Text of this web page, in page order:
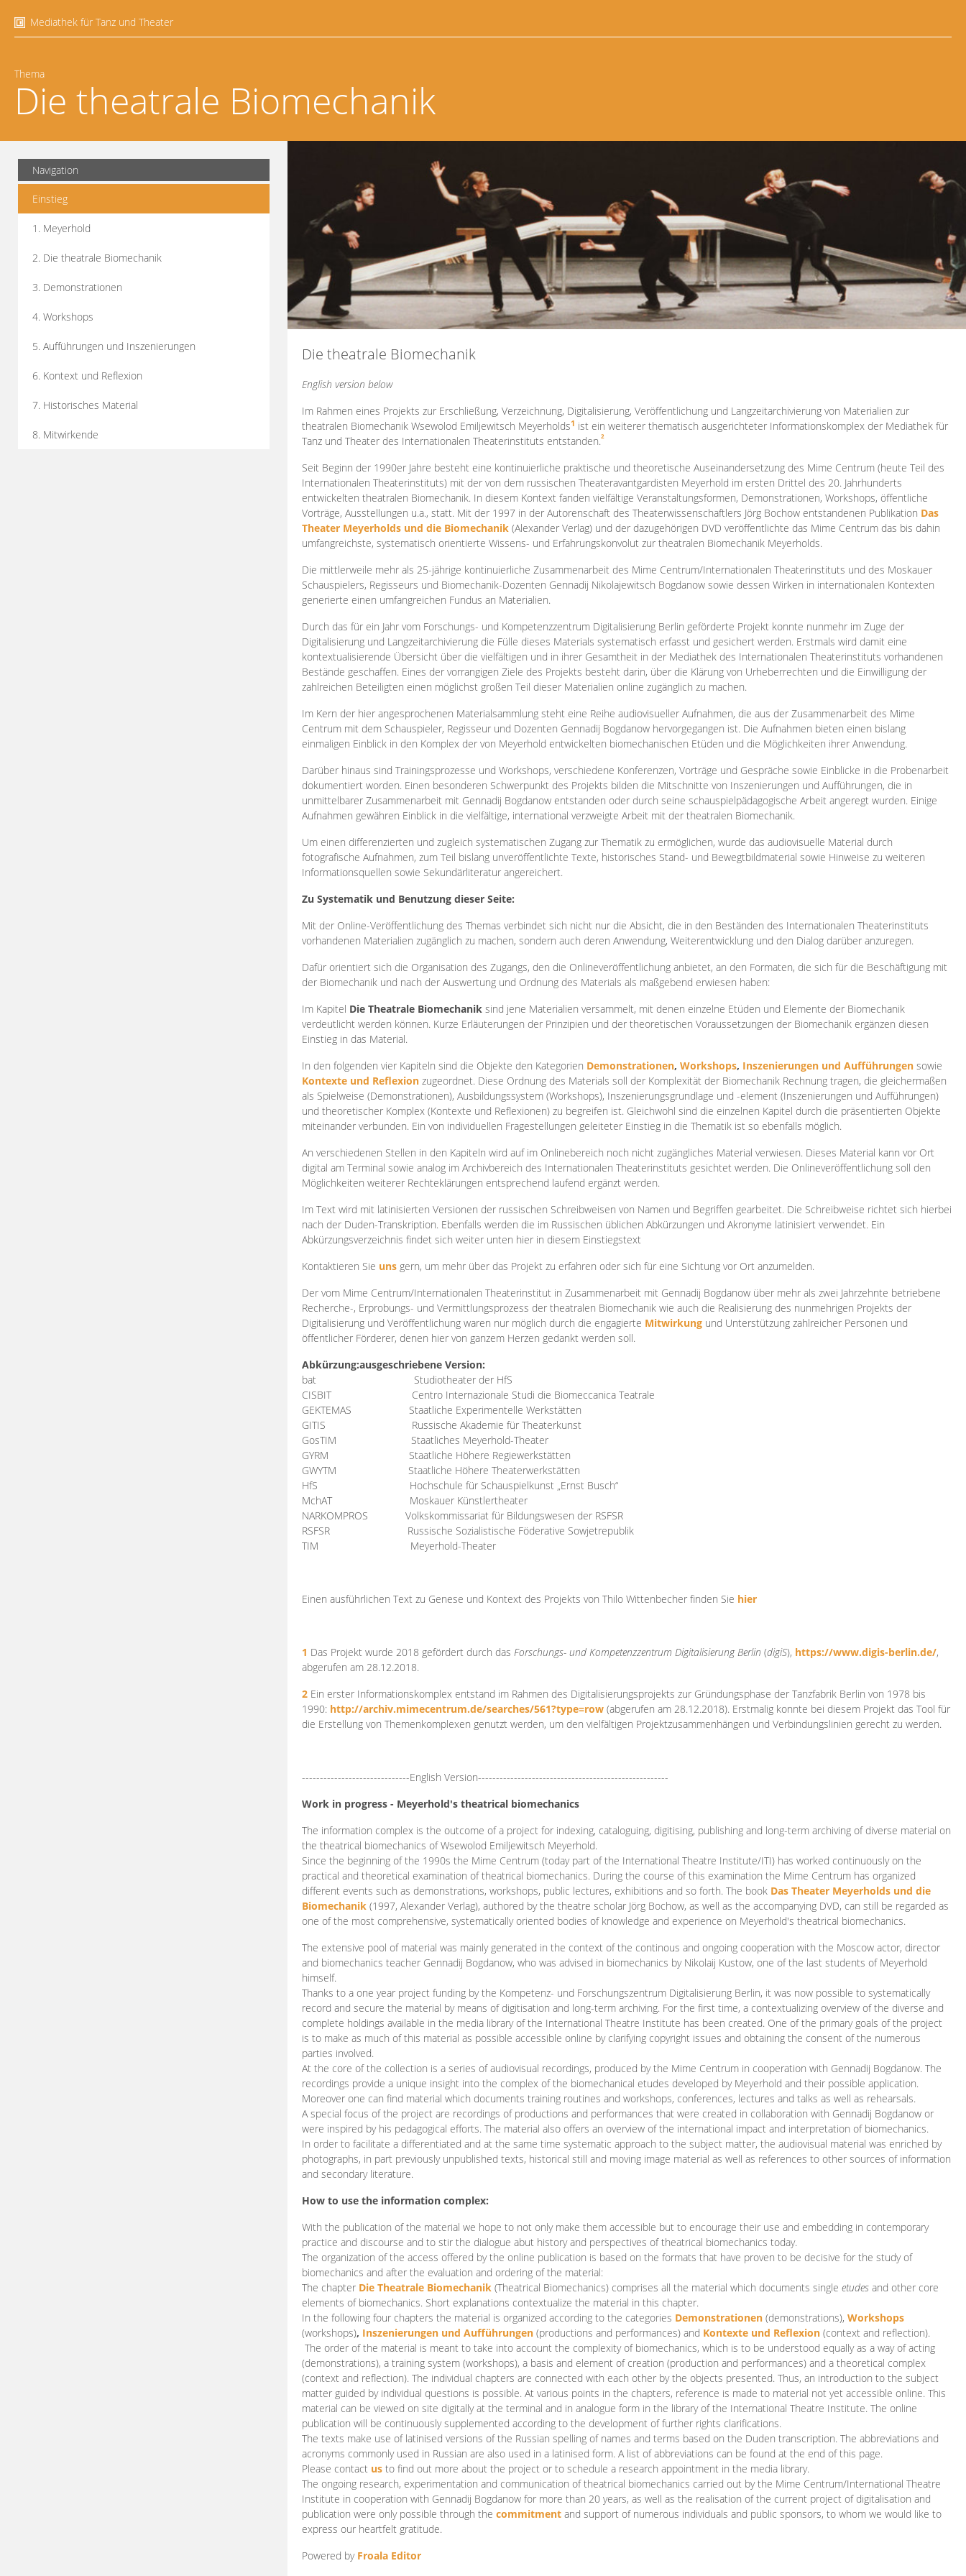
Mediathek für Tanz und Theater
Thema
Die theatrale Biomechanik
Navigation
Einstieg
1. Meyerhold
2. Die theatrale Biomechanik
3. Demonstrationen
4. Workshops
5. Aufführungen und Inszenierungen
6. Kontext und Reflexion
7. Historisches Material
8. Mitwirkende
Die theatrale Biomechanik
English version below
Im Rahmen eines Projekts zur Erschließung, Verzeichnung, Digitalisierung, Veröffentlichung und Langzeitarchivierung von Materialien zur
theatralen Biomechanik Wsewolod Emiljewitsch Meyerholds1 ist ein weiterer thematisch ausgerichteter Informationskomplex der Mediathek für
Tanz und Theater des Internationalen Theaterinstituts entstanden.2
Seit Beginn der 1990er Jahre besteht eine kontinuierliche praktische und theoretische Auseinandersetzung des Mime Centrum (heute Teil des
Internationalen Theaterinstituts) mit der von dem russischen Theateravantgardisten Meyerhold im ersten Drittel des 20. Jahrhunderts
entwickelten theatralen Biomechanik. In diesem Kontext fanden vielfältige Veranstaltungsformen, Demonstrationen, Workshops, öffentliche
Vorträge, Ausstellungen u.a., statt. Mit der 1997 in der Autorenschaft des Theaterwissenschaftlers Jörg Bochow entstandenen Publikation Das
Theater Meyerholds und die Biomechanik (Alexander Verlag) und der dazugehörigen DVD veröffentlichte das Mime Centrum das bis dahin
umfangreichste, systematisch orientierte Wissens- und Erfahrungskonvolut zur theatralen Biomechanik Meyerholds.
Die mittlerweile mehr als 25-jährige kontinuierliche Zusammenarbeit des Mime Centrum/Internationalen Theaterinstituts und des Moskauer
Schauspielers, Regisseurs und Biomechanik-Dozenten Gennadij Nikolajewitsch Bogdanow sowie dessen Wirken in internationalen Kontexten
generierte einen umfangreichen Fundus an Materialien.
Durch das für ein Jahr vom Forschungs- und Kompetenzzentrum Digitalisierung Berlin geförderte Projekt konnte nunmehr im Zuge der
Digitalisierung und Langzeitarchivierung die Fülle dieses Materials systematisch erfasst und gesichert werden. Erstmals wird damit eine
kontextualisierende Übersicht über die vielfältigen und in ihrer Gesamtheit in der Mediathek des Internationalen Theaterinstituts vorhandenen
Bestände geschaffen. Eines der vorrangigen Ziele des Projekts besteht darin, über die Klärung von Urheberrechten und die Einwilligung der
zahlreichen Beteiligten einen möglichst großen Teil dieser Materialien online zugänglich zu machen.
Im Kern der hier angesprochenen Materialsammlung steht eine Reihe audiovisueller Aufnahmen, die aus der Zusammenarbeit des Mime
Centrum mit dem Schauspieler, Regisseur und Dozenten Gennadij Bogdanow hervorgegangen ist. Die Aufnahmen bieten einen bislang
einmaligen Einblick in den Komplex der von Meyerhold entwickelten biomechanischen Etüden und die Möglichkeiten ihrer Anwendung.
Darüber hinaus sind Trainingsprozesse und Workshops, verschiedene Konferenzen, Vorträge und Gespräche sowie Einblicke in die Probenarbeit
dokumentiert worden. Einen besonderen Schwerpunkt des Projekts bilden die Mitschnitte von Inszenierungen und Aufführungen, die in
unmittelbarer Zusammenarbeit mit Gennadij Bogdanow entstanden oder durch seine schauspielpädagogische Arbeit angeregt wurden. Einige
Aufnahmen gewähren Einblick in die vielfältige, international verzweigte Arbeit mit der theatralen Biomechanik.
Um einen differenzierten und zugleich systematischen Zugang zur Thematik zu ermöglichen, wurde das audiovisuelle Material durch
fotografische Aufnahmen, zum Teil bislang unveröffentlichte Texte, historisches Stand- und Bewegtbildmaterial sowie Hinweise zu weiteren
Informationsquellen sowie Sekundärliteratur angereichert.
Zu Systematik und Benutzung dieser Seite:
Mit der Online-Veröffentlichung des Themas verbindet sich nicht nur die Absicht, die in den Beständen des Internationalen Theaterinstituts
vorhandenen Materialien zugänglich zu machen, sondern auch deren Anwendung, Weiterentwicklung und den Dialog darüber anzuregen.
Dafür orientiert sich die Organisation des Zugangs, den die Onlineveröffentlichung anbietet, an den Formaten, die sich für die Beschäftigung mit
der Biomechanik und nach der Auswertung und Ordnung des Materials als maßgebend erwiesen haben:
Im Kapitel Die Theatrale Biomechanik sind jene Materialien versammelt, mit denen einzelne Etüden und Elemente der Biomechanik
verdeutlicht werden können. Kurze Erläuterungen der Prinzipien und der theoretischen Voraussetzungen der Biomechanik ergänzen diesen
Einstieg in das Material.
In den folgenden vier Kapiteln sind die Objekte den Kategorien Demonstrationen, Workshops, Inszenierungen und Aufführungen sowie
Kontexte und Reflexion zugeordnet. Diese Ordnung des Materials soll der Komplexität der Biomechanik Rechnung tragen, die gleichermaßen
als Spielweise (Demonstrationen), Ausbildungssystem (Workshops), Inszenierungsgrundlage und -element (Inszenierungen und Aufführungen)
und theoretischer Komplex (Kontexte und Reflexionen) zu begreifen ist. Gleichwohl sind die einzelnen Kapitel durch die präsentierten Objekte
miteinander verbunden. Ein von individuellen Fragestellungen geleiteter Einstieg in die Thematik ist so ebenfalls möglich.
An verschiedenen Stellen in den Kapiteln wird auf im Onlinebereich noch nicht zugängliches Material verwiesen. Dieses Material kann vor Ort
digital am Terminal sowie analog im Archivbereich des Internationalen Theaterinstituts gesichtet werden. Die Onlineveröffentlichung soll den
Möglichkeiten weiterer Rechteklärungen entsprechend laufend ergänzt werden.
Im Text wird mit latinisierten Versionen der russischen Schreibweisen von Namen und Begriffen gearbeitet. Die Schreibweise richtet sich hierbei
nach der Duden-Transkription. Ebenfalls werden die im Russischen üblichen Abkürzungen und Akronyme latinisiert verwendet. Ein
Abkürzungsverzeichnis findet sich weiter unten hier in diesem Einstiegstext
Kontaktieren Sie uns gern, um mehr über das Projekt zu erfahren oder sich für eine Sichtung vor Ort anzumelden.
Der vom Mime Centrum/Internationalen Theaterinstitut in Zusammenarbeit mit Gennadij Bogdanow über mehr als zwei Jahrzehnte betriebene
Recherche-, Erprobungs- und Vermittlungsprozess der theatralen Biomechanik wie auch die Realisierung des nunmehrigen Projekts der
Digitalisierung und Veröffentlichung waren nur möglich durch die engagierte Mitwirkung und Unterstützung zahlreicher Personen und
öffentlicher Förderer, denen hier von ganzem Herzen gedankt werden soll.
Abkürzung:ausgeschriebene Version:
bat
Studiotheater der HfS
CISBIT
Centro Internazionale Studi die Biomeccanica Teatrale
GEKTEMAS
Staatliche Experimentelle Werkstätten
GITIS
Russische Akademie für Theaterkunst
GosTIM
Staatliches Meyerhold-Theater
GYRM
Staatliche Höhere Regiewerkstätten
GWYTM
Staatliche Höhere Theaterwerkstätten
HfS
Hochschule für Schauspielkunst „Ernst Busch“
MchAT
Moskauer Künstlertheater
NARKOMPROS
Volkskommissariat für Bildungswesen der RSFSR
RSFSR
Russische Sozialistische Föderative Sowjetrepublik
TIM Meyerhold-Theater
Einen ausführlichen Text zu Genese und Kontext des Projekts von Thilo Wittenbecher finden Sie hier
1 Das Projekt wurde 2018 gefördert durch das Forschungs- und Kompetenzzentrum DigitalisierungBerlin (digiS), https://www.digis-berlin.de/,
abgerufen am 28.12.2018.
2 Ein erster Informationskomplex entstand im Rahmen des Digitalisierungsprojekts zur Gründungsphase der Tanzfabrik Berlin von 1978 bis
1990: http://archiv.mimecentrum.de/searches/561?type=row (abgerufen am 28.12.2018). Erstmalig konnte bei diesem Projekt das Tool für
die Erstellung von Themenkomplexen genutzt werden, um den vielfältigen Projektzusammenhängen und Verbindungslinien gerecht zu werden.
------------------------------English Version-----------------------------------------------------
Work in progress - Meyerhold's theatrical biomechanics
The information complex is the outcome of a project for indexing, cataloguing, digitising, publishing and long-term archiving of diverse material on
the theatrical biomechanics of Wsewolod Emiljewitsch Meyerhold.
Since the beginning of the 1990s the Mime Centrum (today part of the International Theatre Institute/ITI) has worked continuously on the
practical and theoretical examination of theatrical biomechanics. During the course of this examination the Mime Centrum has organized
different events such as demonstrations, workshops, public lectures, exhibitions and so forth. The book Das Theater Meyerholds und die
Biomechanik (1997, Alexander Verlag), authored by the theatre scholar Jörg Bochow, as well as the accompanying DVD, can still be regarded as
one of the most comprehensive, systematically oriented bodies of knowledge and experience on Meyerhold's theatrical biomechanics.
The extensive pool of material was mainly generated in the context of the continous and ongoing cooperation with the Moscow actor, director
and biomechanics teacher Gennadij Bogdanow, who was advised in biomechanics by Nikolaij Kustow, one of the last students of Meyerhold
himself.
Thanks to a one year project funding by the Kompetenz- und Forschungszentrum Digitalisierung Berlin, it was now possible to systematically
record and secure the material by means of digitisation and long-term archiving. For the first time, a contextualizing overview of the diverse and
complete holdings available in the media library of the International Theatre Institute has been created. One of the primary goals of the project
is to make as much of this material as possible accessible online by clarifying copyright issues and obtaining the consent of the numerous
parties involved.
At the core of the collection is a series of audiovisual recordings, produced by the Mime Centrum in cooperation with Gennadij Bogdanow. The
recordings provide a unique insight into the complex of the biomechanical etudes developed by Meyerhold and their possible application.
Moreover one can find material which documents training routines and workshops, conferences, lectures and talks as well as rehearsals.
A special focus of the project are recordings of productions and performances that were created in collaboration with Gennadij Bogdanow or
were inspired by his pedagogical efforts. The material also offers an overview of the international impact and interpretation of biomechanics.
In order to facilitate a differentiated and at the same time systematic approach to the subject matter, the audiovisual material was enriched by
photographs, in part previously unpublished texts, historical still and moving image material as well as references to other sources of information
and secondary literature.
How to use the information complex:
With the publication of the material we hope to not only make them accessible but to encourage their use and embedding in contemporary
practice and discourse and to stir the dialogue abut history and perspectives of theatrical biomechanics today.
The organization of the access offered by the online publication is based on the formats that have proven to be decisive for the study of
biomechanics and after the evaluation and ordering of the material:
The chapter Die Theatrale Biomechanik (Theatrical Biomechanics) comprises all the material which documents single etudes and other core
elements of biomechanics. Short explanations contextualize the material in this chapter.
In the following four chapters the material is organized according to the categories Demonstrationen (demonstrations), Workshops
(workshops), Inszenierungen und Aufführungen (productions and performances) and Kontexte und Reflexion (context and reflection).
The order of the material is meant to take into account the complexity of biomechanics, which is to be understood equally as a way of acting
(demonstrations), a training system (workshops), a basis and element of creation (production and performances) and a theoretical complex
(context and reflection). The individual chapters are connected with each other by the objects presented. Thus, an introduction to the subject
matter guided by individual questions is possible. At various points in the chapters, reference is made to material not yet accessible online. This
material can be viewed on site digitally at the terminal and in analogue form in the library of the International Theatre Institute. The online
publication will be continuously supplemented according to the development of further rights clarifications.
The texts make use of latinised versions of the Russian spelling of names and terms based on the Duden transcription. The abbreviations and
acronyms commonly used in Russian are also used in a latinised form. A list of abbreviations can be found at the end of this page.
Please contact us to find out more about the project or to schedule a research appointment in the media library.
The ongoing research, experimentation and communication of theatrical biomechanics carried out by the Mime Centrum/International Theatre
Institute in cooperation with Gennadij Bogdanow for more than 20 years, as well as the realisation of the current project of digitalisation and
publication were only possible through the commitment and support of numerous individuals and public sponsors, to whom we would like to
express our heartfelt gratitude.
Powered by Froala Editor